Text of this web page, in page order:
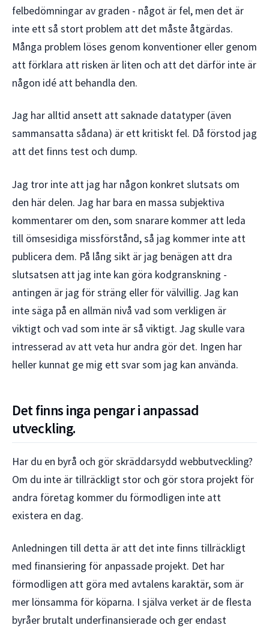
felbedömningar av graden - något är fel, men det är
inte ett så stort problem att det måste åtgärdas.
Många problem löses genom konventioner eller genom
att förklara att risken är liten och att det därför inte är
någon idé att behandla den.
Jag har alltid ansett att saknade datatyper (även
sammansatta sådana) är ett kritiskt fel. Då förstod jag
att det finns test och dump.
Jag tror inte att jag har någon konkret slutsats om
den här delen. Jag har bara en massa subjektiva
kommentarer om den, som snarare kommer att leda
till ömsesidiga missförstånd, så jag kommer inte att
publicera dem. På lång sikt är jag benägen att dra
slutsatsen att jag inte kan göra kodgranskning -
antingen är jag för sträng eller för välvillig. Jag kan
inte säga på en allmän nivå vad som verkligen är
viktigt och vad som inte är så viktigt. Jag skulle vara
intresserad av att veta hur andra gör det. Ingen har
heller kunnat ge mig ett svar som jag kan använda.
Det finns inga pengar i anpassad
utveckling.
Har du en byrå och gör skräddarsydd webbutveckling?
Om du inte är tillräckligt stor och gör stora projekt för
andra företag kommer du förmodligen inte att
existera en dag.
Anledningen till detta är att det inte finns tillräckligt
med finansiering för anpassade projekt. Det har
förmodligen att göra med avtalens karaktär, som är
mer lönsamma för köparna. I själva verket är de flesta
byråer brutalt underfinansierade och ger endast